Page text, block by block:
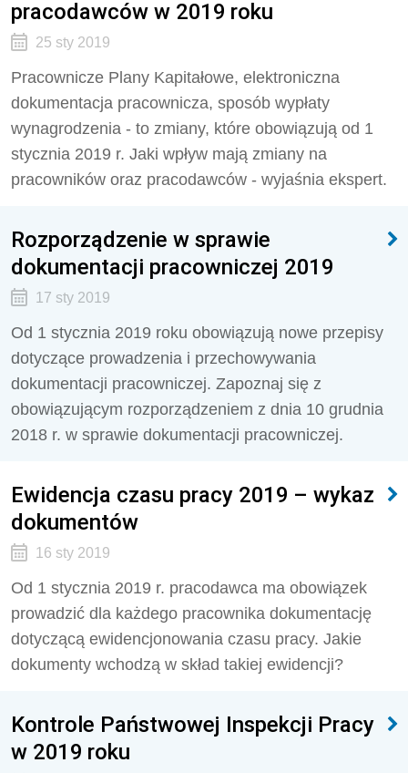
pracodawców w 2019 roku
25 sty 2019
Pracownicze Plany Kapitałowe, elektroniczna
dokumentacja pracownicza, sposób wypłaty
wynagrodzenia - to zmiany, które obowiązują od 1
stycznia 2019 r. Jaki wpływ mają zmiany na
pracowników oraz pracodawców - wyjaśnia ekspert.
Rozporządzenie w sprawie
dokumentacji pracowniczej 2019
17 sty 2019
Od 1 stycznia 2019 roku obowiązują nowe przepisy
dotyczące prowadzenia i przechowywania
dokumentacji pracowniczej. Zapoznaj się z
obowiązującym rozporządzeniem z dnia 10 grudnia
2018 r. w sprawie dokumentacji pracowniczej.
Ewidencja czasu pracy 2019 – wykaz
dokumentów
16 sty 2019
Od 1 stycznia 2019 r. pracodawca ma obowiązek
prowadzić dla każdego pracownika dokumentację
dotyczącą ewidencjonowania czasu pracy. Jakie
dokumenty wchodzą w skład takiej ewidencji?
Kontrole Państwowej Inspekcji Pracy
w 2019 roku